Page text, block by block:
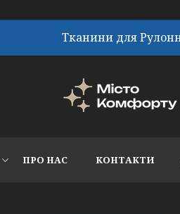
Тканини для
ПРО НАС КОНТАКТИ